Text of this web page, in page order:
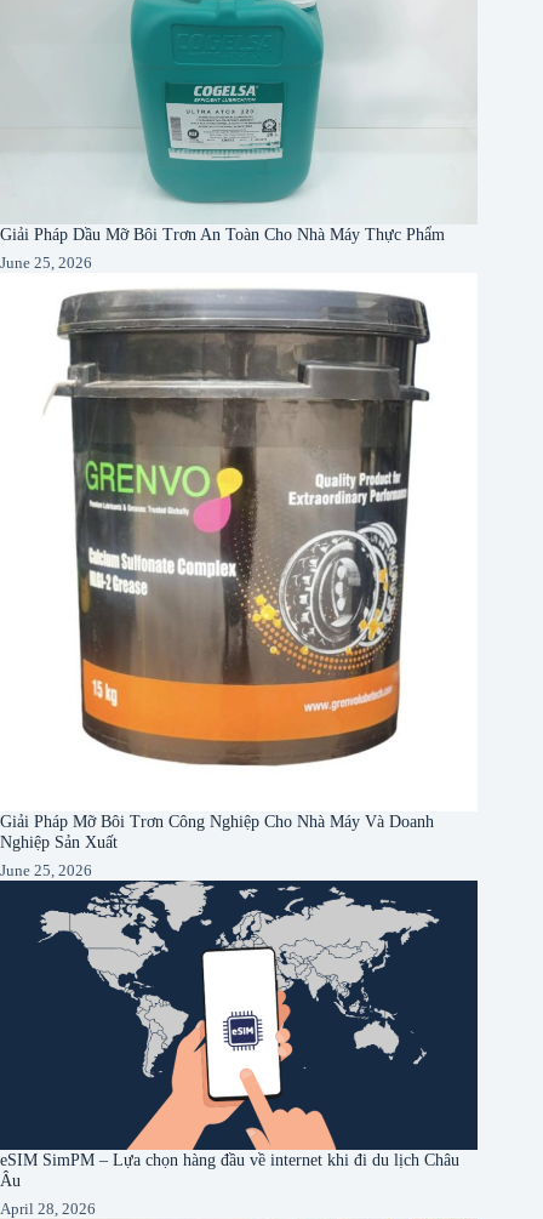
Giải Pháp Dầu Mỡ Bôi Trơn An Toàn Cho Nhà Máy Thực Phẩm
June 25, 2026
Giải Pháp Mỡ Bôi Trơn Công Nghiệp Cho Nhà Máy Và Doanh
Nghiệp Sản Xuất
June 25, 2026
eSIM SimPM – Lựa chọn hàng đầu về internet khi đi du lịch Châu
Âu
April 28, 2026